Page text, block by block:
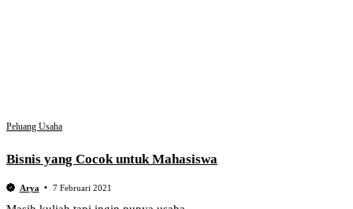
Peluang Usaha
Bisnis yang Cocok untuk Mahasiswa
Arya 7 Februari 2021